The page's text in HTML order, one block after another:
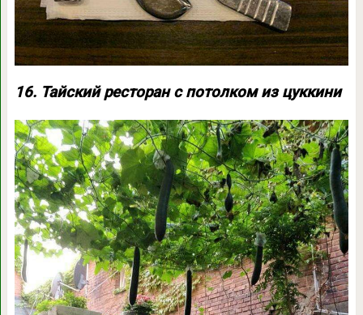
16. Тайский ресторан с потолком из цуккини